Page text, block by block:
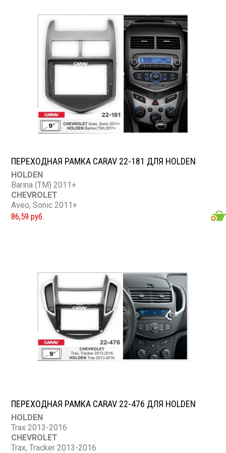
Комплект: рамка + монтажная фурнитура
ПЕРЕХОДНАЯ РАМКА CARAV 22-181 ДЛЯ HOLDEN
HOLDEN
Barina (TM) 2011+
CHEVROLET
Aveo, Sonic 2011+
86,59 руб.
ПЕРЕХОДНАЯ РАМКА CARAV 22-476 ДЛЯ HOLDEN
HOLDEN
Trax 2013-2016
CHEVROLET
Trax, Tracker 2013-2016